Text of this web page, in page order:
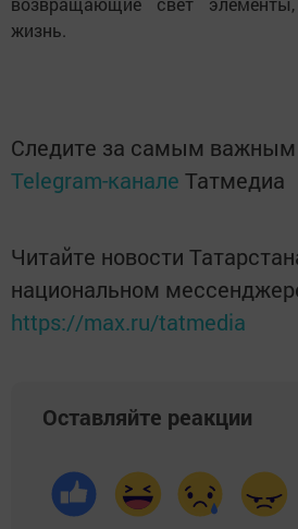
жизнь.
Следите за самым
Telegram-канале Татмедиа
Читайте новости
национальном
https://max.ru/tatmedia
Оставляйте реакции